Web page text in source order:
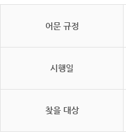
어문 규정
시행일
찾을 대상